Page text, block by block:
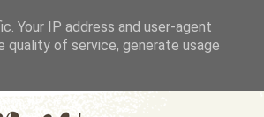
Your IP address and user-agent
quality of service, generate usage